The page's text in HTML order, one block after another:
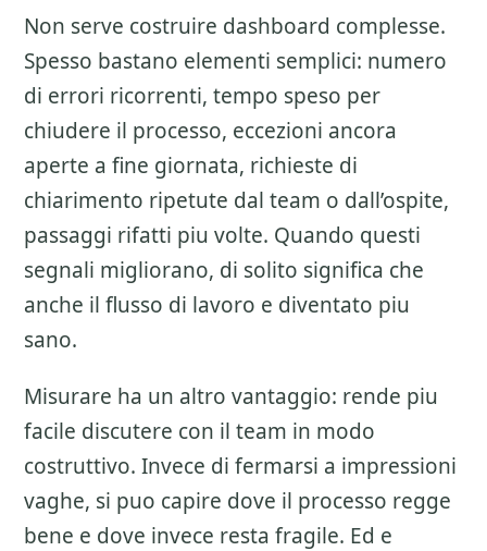
Non serve costruire dashboard complesse.
Spesso bastano elementi semplici: numero
di errori ricorrenti, tempo speso per
chiudere il processo, eccezioni ancora
aperte a fine giornata, richieste di
chiarimento ripetute dal team o dall’ospite,
passaggi rifatti piu volte. Quando questi
segnali migliorano, di solito significa che
anche il flusso di lavoro e diventato piu
sano.
Misurare ha un altro vantaggio: rende piu
facile discutere con il team in modo
costruttivo. Invece di fermarsi a impressioni
vaghe, si puo capire dove il processo regge
bene e dove invece resta fragile. Ed e